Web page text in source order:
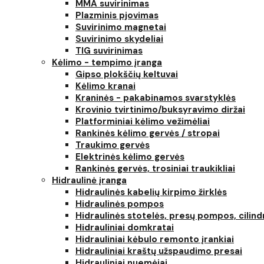
MMA suvirinimas
Plazminis pjovimas
Suvirinimo magnetai
Suvirinimo skydeliai
TIG suvirinimas
Kėlimo - tempimo įranga
Gipso plokščių keltuvai
Kėlimo kranai
Kraninės - pakabinamos svarstyklės
Krovinio tvirtinimo/buksyravimo diržai
Platforminiai kėlimo vežimėliai
Rankinės kėlimo gervės / stropai
Traukimo gervės
Elektrinės kėlimo gervės
Rankinės gervės, trosiniai traukikliai
Hidraulinė įranga
Hidraulinės kabelių kirpimo žirklės
Hidraulinės pompos
Hidraulinės stotelės, presų pompos,
Hidrauliniai domkratai
Hidrauliniai kėbulo remonto įrankiai
Hidrauliniai kraštų užspaudimo presai